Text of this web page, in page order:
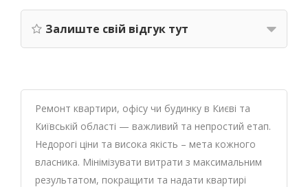
Залиште свій відгук тут
Ремонт квартири, офісу чи будинку в Києві та
Київській області — важливий та непростий етап.
Недорогі ціни та висока якість – мета кожного
власника. Мінімізувати витрати з максимальним
результатом, покращити та надати квартирі